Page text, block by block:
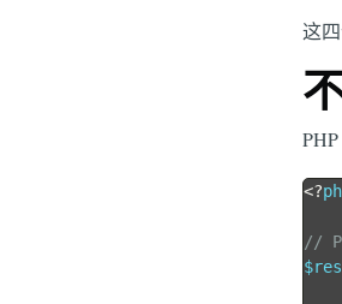
这
<?
//